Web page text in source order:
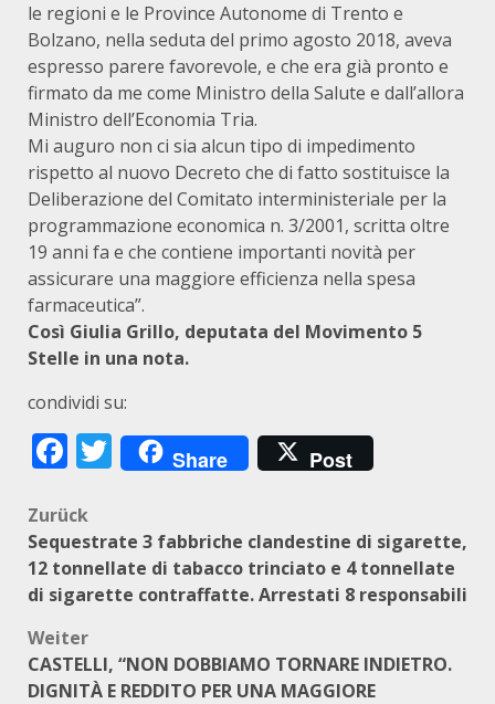
le regioni e le Province Autonome di Trento e
Bolzano, nella seduta del primo agosto 2018, aveva
espresso parere favorevole, e che era già pronto e
firmato da me come Ministro della Salute e dall’allora
Ministro dell’Economia Tria.
Mi auguro non ci sia alcun tipo di impedimento
rispetto al nuovo Decreto che di fatto sostituisce la
Deliberazione del Comitato interministeriale per la
programmazione economica n. 3/2001, scritta oltre
19 anni fa e che contiene importanti novità per
assicurare una maggiore efficienza nella spesa
farmaceutica”.
Così Giulia Grillo, deputata del Movimento 5
Stelle in una nota.
condividi su:
Facebook
Twitter
Share Post
Beitragsnavigation
Zurück
Sequestrate 3 fabbriche clandestine di sigarette,
12 tonnellate di tabacco trinciato e 4 tonnellate
di sigarette contraffatte. Arrestati 8 responsabili
Weiter
CASTELLI, “NON DOBBIAMO TORNARE INDIETRO.
DIGNITÀ E REDDITO PER UNA MAGGIORE